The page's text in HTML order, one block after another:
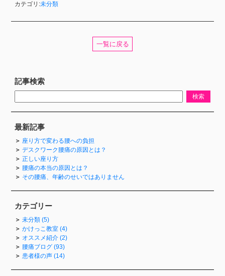
カテゴリ:未分類
一覧に戻る
記事検索
最新記事
座り方で変わる腰への負担
デスクワーク腰痛の原因とは？
正しい座り方
腰痛の本当の原因とは？
その腰痛、年齢のせいではありません
カテゴリー
未分類 (5)
かけっこ教室 (4)
オススメ紹介 (2)
腰痛ブログ (93)
患者様の声 (14)